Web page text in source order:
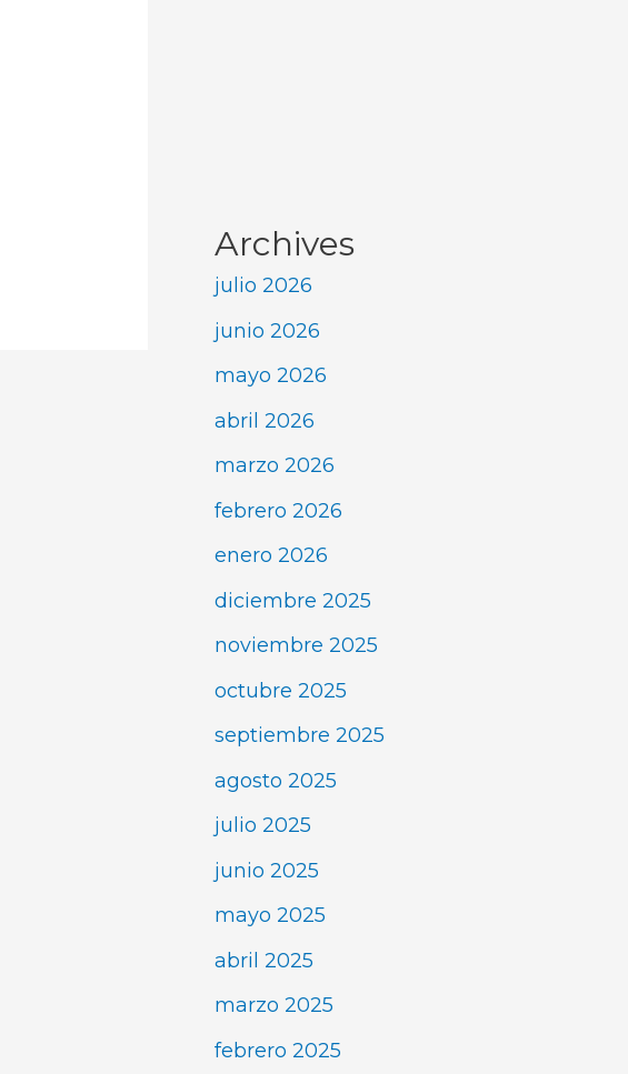
Archives
julio 2026
junio 2026
mayo 2026
abril 2026
marzo 2026
febrero 2026
enero 2026
diciembre 2025
noviembre 2025
octubre 2025
septiembre 2025
agosto 2025
julio 2025
junio 2025
mayo 2025
abril 2025
marzo 2025
febrero 2025